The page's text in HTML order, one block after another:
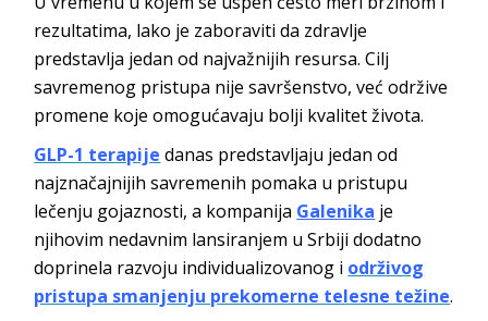
rezultatima, lako je zaboraviti da zdravlje
predstavlja jedan od najvažnijih resursa. Cilj
savremenog pristupa nije savršenstvo, već održive
promene koje omogućavaju bolji kvalitet života.
GLP-1 terapije danas predstavljaju jedan od
najznačajnijih savremenih pomaka u pristupu
lečenju gojaznosti, a kompanija Galenika je
njihovim nedavnim lansiranjem u Srbiji dodatno
doprinela razvoju individualizovanog i održivog
pristupa smanjenju prekomerne telesne težine.